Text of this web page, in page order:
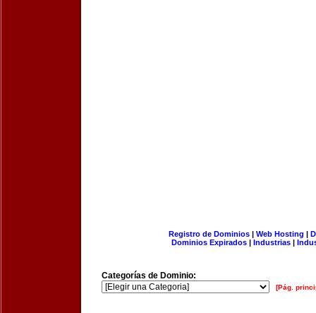
Registro de Dominios| Web Hosting |
Dominios Expirados | Industrias |
Categorías de Dominio:
[Pág.